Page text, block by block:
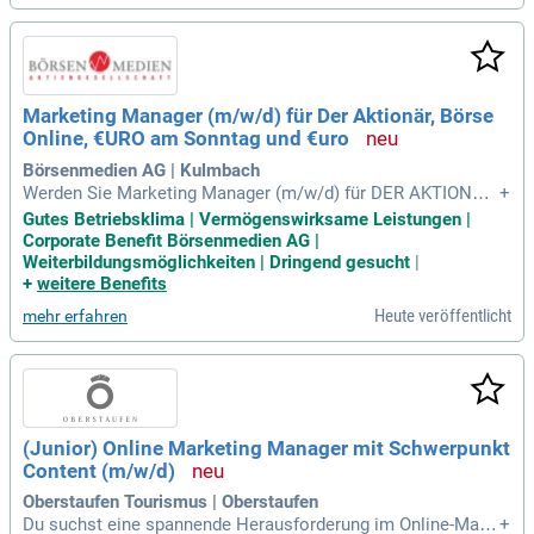
kundenorientiert, um Lösungen effektiv zu präsentieren. Seh
r gute MS-Office-Kenntnisse, insbesondere in Excel und Pow
erPoint, sind unerlässlich für diese Rolle. Du beherrscht Deu
tsch und Englisch fließend und bist ein proaktiver Teamplay
er. Wenn du dich angesprochen fühlst, ermutigen wir dich zu
r Bewerbung – auch wenn du nicht alle Anforderungen erfüll
st. Flexible Arbeitszeiten und Remote Work unterstützen dei
ne Work-Life-Balance.
Marketing Manager (m/w/d) für Der Aktionär, Börse
Online, €URO am Sonntag und €uro
Börsenmedien AG | Kulmbach
Werden Sie Marketing Manager (m/w/d) für DER AKTIONÄR,
BÖRSE ONLINE, €URO AM SONNTAG und €URO in Kulmbac
h! In dieser Rolle steuern Sie Marketingstrategien, um releva
nte Zielgruppen gezielt anzusprechen und die Markenbekan
ntheit zu steigern. Ihre Aufgaben umfassen die Planung und
n enger Zusammenarbeit mit internen Teams und externen
Partnern. Zudem führen Sie umfassende Markt- und Wettbe
werbsanalysen durch. Ihre Erkenntnisse helfen, Trends zu er
kennen und Optimierungspotenziale auszuschöpfen. Bewerb
en Sie sich jetzt für eine Voll- oder Teilzeitstelle ab sofort!
+
Gutes Betriebsklima | Vermögenswirksame Leistungen |
Corporate Benefit Börsenmedien AG |
Weiterbildungsmöglichkeiten | Dringend gesucht |
+ weitere Benefits
mehr erfahren Heute veröffentlicht
(Junior) Online Marketing Manager mit Schwerpunkt
Content (m/w/d)
Oberstaufen Tourismus | Oberstaufen
Du suchst eine spannende Herausforderung im Online-Mark +